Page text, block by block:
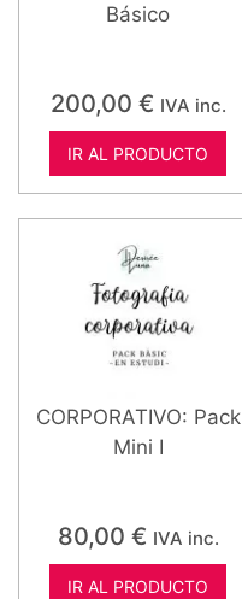
Básico
200,00 € IVA inc.
IR AL PRODUCTO
CORPORATIVO: Pack
Mini I
80,00 € IVA inc.
IR AL PRODUCTO